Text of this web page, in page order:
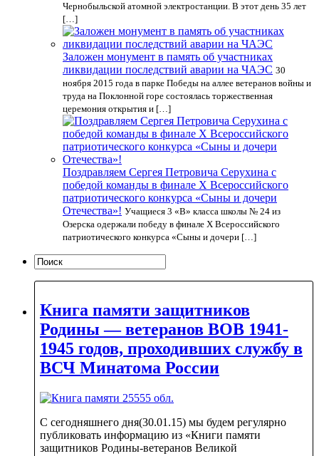
Чернобыльской атомной электростанции. В этот день 35 лет
[…]
Заложен монумент в память об участниках
ликвидации последствий аварии на ЧАЭС 30
ноября 2015 года в парке Победы на аллее ветеранов войны и
труда на Поклонной горе состоялась торжественная
церемония открытия и […]
Поздравляем Сергея Петровича Серухина с
победой команды в финале X Всероссийского
патриотического конкурса «Сыны и дочери
Отечества»! Учащиеся 3 «В» класса школы № 24 из
Озерска одержали победу в финале Х Всероссийского
патриотического конкурса «Сыны и дочери […]
Книга памяти защитников
Родины — ветеранов ВОВ 1941-
1945 годов, проходивших службу в
ВСЧ Минатома России
С сегодняшнего дня(30.01.15) мы будем регулярно
публиковать информацию из «Книги памяти
защитников Родины-ветеранов Великой